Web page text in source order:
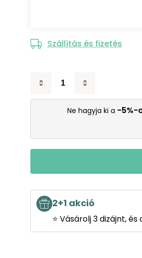
Szállítás és fizetés
Ne hagyja ki a -5%-
2+1 akció
⭐ Vásárolj 3 dizájnt,